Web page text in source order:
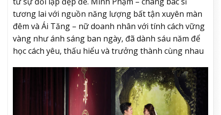
tương lai với nguồn năng lượng bất tận xuyên màn
đêm và Ái Tăng – nữ doanh nhân với tính cách vững
vàng như ánh sáng ban ngày, đã dành sáu năm để
học cách yêu, thấu hiểu và trưởng thành cùng nhau